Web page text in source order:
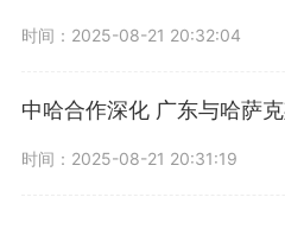
时间：2025-08-21 20:32:04
中哈合作深化 广东与哈萨
时间：2025-08-21 20:31:19